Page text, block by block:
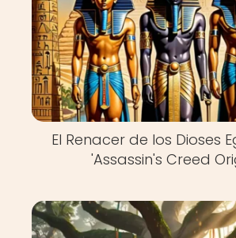
El Renacer de los Dioses
'Assassin's Creed